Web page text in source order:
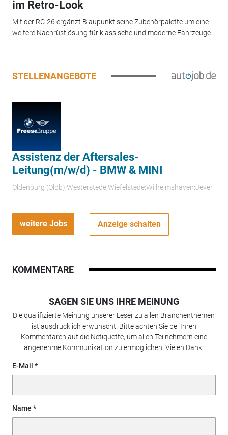
im Retro-Look
Mit der RC-26 ergänzt Blaupunkt seine Zubehörpalette um eine
weitere Nachrüstlösung für klassische und moderne Fahrzeuge.
STELLENANGEBOTE
Assistenz der Aftersales-
Leitung(m/w/d) - BMW & MINI
Oldenburg (Oldb);Westerstede;Wiefelstede;Wilhelmshaven;Jever
weitere Jobs Anzeige schalten
KOMMENTARE
SAGEN SIE UNS IHRE MEINUNG
Die qualifizierte Meinung unserer Leser zu allen Branchenthemen
ist ausdrücklich erwünscht. Bitte achten Sie bei Ihren
Kommentaren auf die Netiquette, um allen Teilnehmern eine
angenehme Kommunikation zu ermöglichen. Vielen Dank!
E-Mail
Name